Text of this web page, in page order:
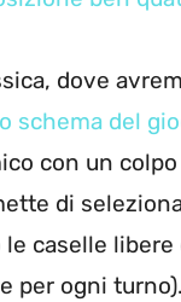
dove
schema del
con un
di
le caselle
per ogni turno).